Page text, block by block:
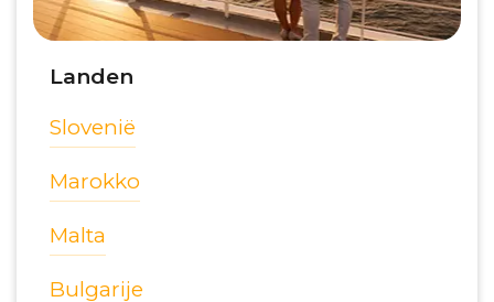
Landen
Slovenië
Marokko
Malta
Bulgarije